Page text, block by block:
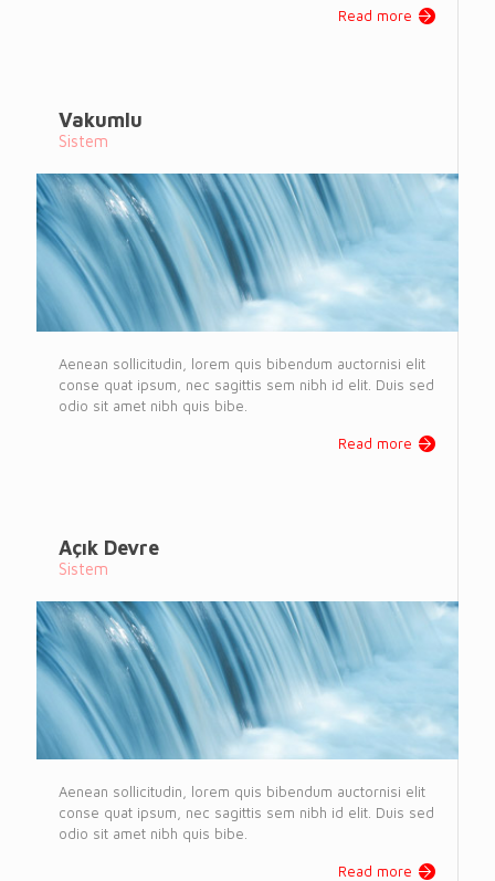
Read more
Vakumlu
Sistem
Aenean sollicitudin, lorem quis bibendum auctornisi elit
conse quat ipsum, nec sagittis sem nibh id elit. Duis sed
odio sit amet nibh quis bibe.
Read more
Açık Devre
Sistem
Aenean sollicitudin, lorem quis bibendum auctornisi elit
conse quat ipsum, nec sagittis sem nibh id elit. Duis sed
odio sit amet nibh quis bibe.
Read more